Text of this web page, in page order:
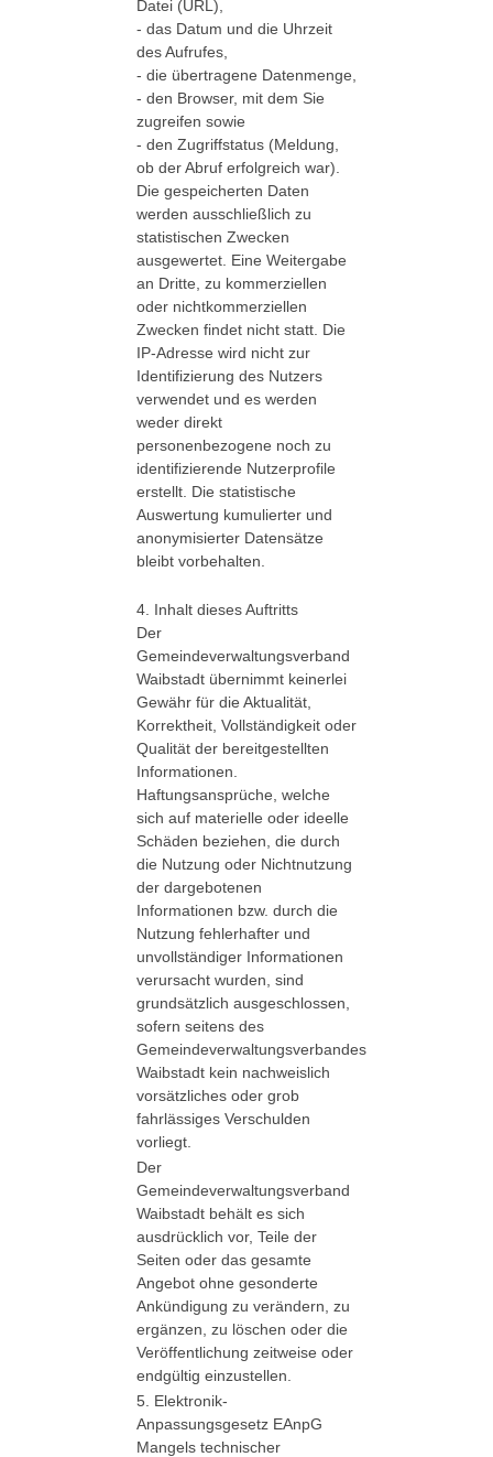
Datei (URL),
- das Datum und die Uhrzeit
des Aufrufes,
- die übertragene Datenmenge,
- den Browser, mit dem Sie
zugreifen sowie
- den Zugriffstatus (Meldung,
ob der Abruf erfolgreich war).
Die gespeicherten Daten
werden ausschließlich zu
statistischen Zwecken
ausgewertet. Eine Weitergabe
an Dritte, zu kommerziellen
oder nichtkommerziellen
Zwecken findet nicht statt. Die
IP-Adresse wird nicht zur
Identifizierung des Nutzers
verwendet und es werden
weder direkt
personenbezogene noch zu
identifizierende Nutzerprofile
erstellt. Die statistische
Auswertung kumulierter und
anonymisierter Datensätze
bleibt vorbehalten.
4. Inhalt dieses Auftritts
Der
Gemeindeverwaltungsverband
Waibstadt übernimmt keinerlei
Gewähr für die Aktualität,
Korrektheit, Vollständigkeit oder
Qualität der bereitgestellten
Informationen.
Haftungsansprüche, welche
sich auf materielle oder ideelle
Schäden beziehen, die durch
die Nutzung oder Nichtnutzung
der dargebotenen
Informationen bzw. durch die
Nutzung fehlerhafter und
unvollständiger Informationen
verursacht wurden, sind
grundsätzlich ausgeschlossen,
sofern seitens des
Gemeindeverwaltungsverbandes
Waibstadt kein nachweislich
vorsätzliches oder grob
fahrlässiges Verschulden
vorliegt.
Der
Gemeindeverwaltungsverband
Waibstadt behält es sich
ausdrücklich vor, Teile der
Seiten oder das gesamte
Angebot ohne gesonderte
Ankündigung zu verändern, zu
ergänzen, zu löschen oder die
Veröffentlichung zeitweise oder
endgültig einzustellen.
5. Elektronik-
Anpassungsgesetz EAnpG
Mangels technischer